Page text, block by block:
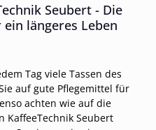
Seubert - Die
längeres Leben
Tag viele Tassen des
auf gute Pflegemittel für
achten wie auf die
KaffeeTechnik Seubert